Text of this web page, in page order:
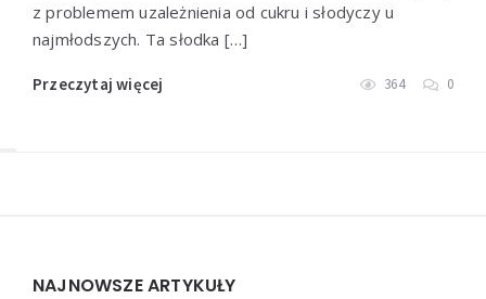
z problemem uzależnienia od cukru i słodyczy u
najmłodszych. Ta słodka […]
Przeczytaj więcej 364 0
NAJNOWSZE ARTYKUŁY